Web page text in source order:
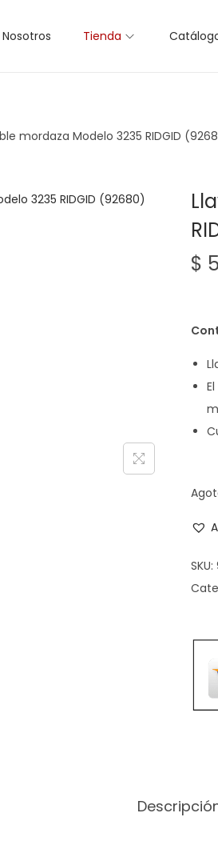
Nosotros Tienda
mordaza Modelo 3235 RIDGID
$
SKU: